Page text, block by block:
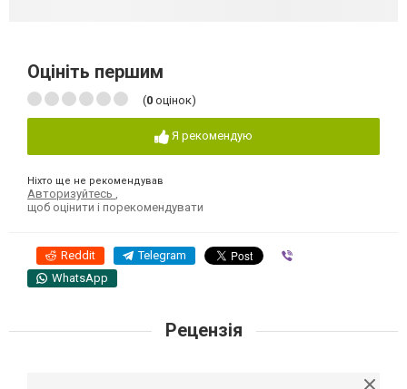
Оцініть першим
(0 оцінок)
Я рекомендую
Ніхто ще не рекомендував
Авторизуйтесь
щоб оцінити і порекомендувати
Reddit Telegram
WhatsApp
Рецензія